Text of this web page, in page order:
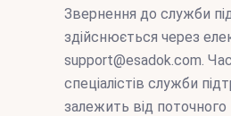
Звернення до служби
здійснюється через
support@esadok.com .
спеціалістів служби
залежить від